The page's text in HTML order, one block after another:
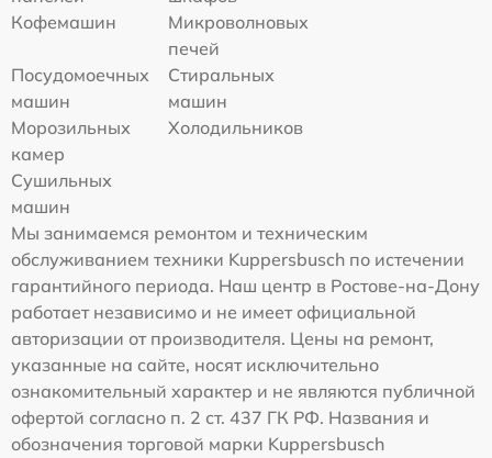
Кофемашин
Микроволновых
печей
Посудомоечных
машин
Стиральных
машин
Морозильных
камер
Холодильников
Сушильных
машин
Мы занимаемся ремонтом и техническим
обслуживанием техники Kuppersbusch по истечении
гарантийного периода. Наш центр в Ростове-на-Дону
работает независимо и не имеет официальной
авторизации от производителя. Цены на ремонт,
указанные на сайте, носят исключительно
ознакомительный характер и не являются публичной
офертой согласно п. 2 ст. 437 ГК РФ. Названия и
обозначения торговой марки Kuppersbusch